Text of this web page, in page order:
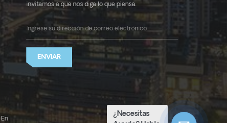
invitamos a que nos diga lo que piensa.
ENVIAR
¿Necesitas